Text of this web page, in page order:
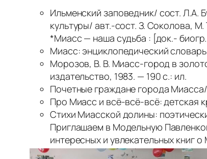
Ильменский заповедник/ сост. Л.А.
культуры/ авт.-сост. З. Соколова,
*Миасс — наша судьба : [док.-
Миасс: энциклопедический
Морозов, В. В. Миасс-город в
издательство, 1983. — 190 с.: ил.
Почетные граждане города
Про Миасс и всё-всё-всё: детская
Стихи Миасской долины:
Приглашаем в Модельную
интересных и увлекательных книг